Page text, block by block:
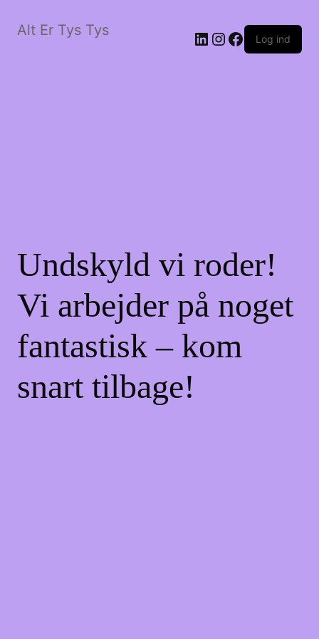
Alt Er Tys Tys LinkedIn
Instagram
Facebook
Log ind
Undskyld vi roder!
Vi arbejder på noget
fantastisk – kom
snart tilbage!